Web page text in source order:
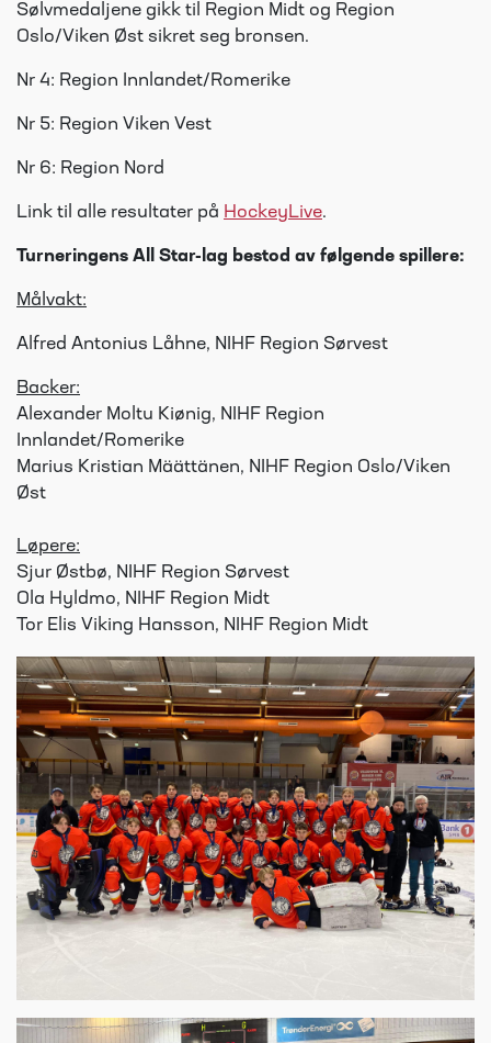
Sølvmedaljene gikk til Region Midt og Region
Oslo/Viken Øst sikret seg bronsen.
Nr 4: Region Innlandet/Romerike
Nr 5: Region Viken Vest
Nr 6: Region Nord
Link til alle resultater på HockeyLive.
Turneringens All Star-lag bestod av følgende spillere:
Målvakt:
Alfred Antonius Låhne, NIHF Region Sørvest
Backer:
Alexander Moltu Kiønig, NIHF Region
Innlandet/Romerike
Marius Kristian Määttänen, NIHF Region Oslo/Viken
Øst
Løpere:
Sjur Østbø, NIHF Region Sørvest
Ola Hyldmo, NIHF Region Midt
Tor Elis Viking Hansson, NIHF Region Midt